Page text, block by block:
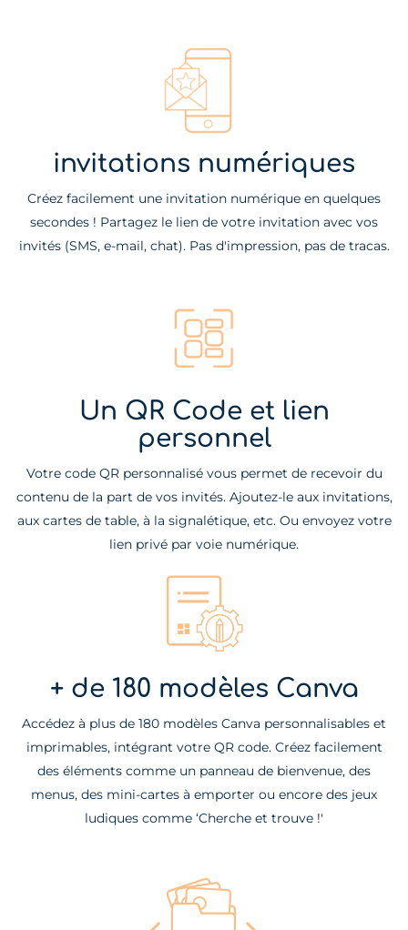
invitations numériques
Créez facilement une invitation numérique en quelques
secondes ! Partagez le lien de votre invitation avec vos
invités (SMS, e-mail, chat). Pas d'impression, pas de tracas.
Un QR Code et lien
personnel
Votre code QR personnalisé vous permet de recevoir du
contenu de la part de vos invités. Ajoutez-le aux invitations,
aux cartes de table, à la signalétique, etc. Ou envoyez votre
lien privé par voie numérique.
+ de 180 modèles Canva
Accédez à plus de 180 modèles Canva personnalisables et
imprimables, intégrant votre QR code. Créez facilement
des éléments comme un panneau de bienvenue, des
menus, des mini-cartes à emporter ou encore des jeux
ludiques comme ‘Cherche et trouve !'